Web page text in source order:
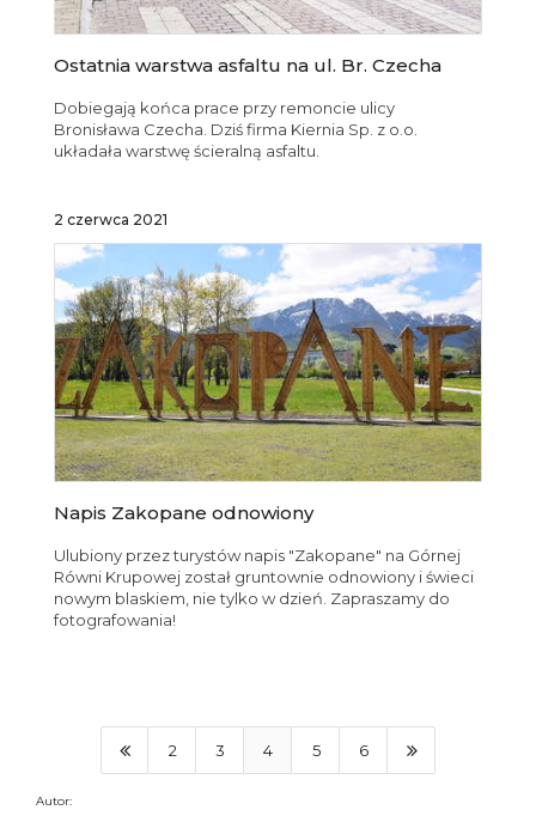
Ostatnia warstwa asfaltu na ul. Br. Czecha
Dobiegają końca prace przy remoncie ulicy
Bronisława Czecha. Dziś firma Kiernia Sp. z o.o.
układała warstwę ścieralną asfaltu.
2 czerwca 2021
Napis Zakopane odnowiony
Ulubiony przez turystów napis "Zakopane" na Górnej
Równi Krupowej został gruntownie odnowiony i świeci
nowym blaskiem, nie tylko w dzień. Zapraszamy do
fotografowania!
2 3 4 5 6
Autor: